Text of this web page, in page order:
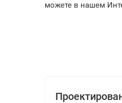
можете в нашем